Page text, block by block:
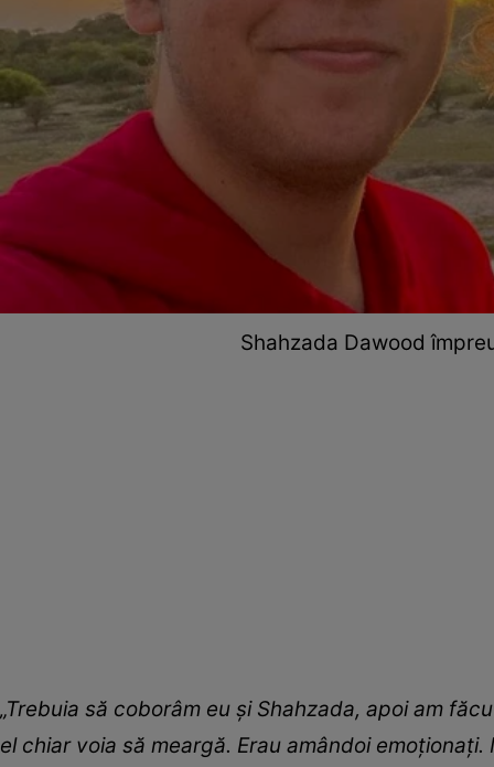
Shahzada Dawood
„Trebuia să coborâm eu și Shahzada, apoi am
el chiar voia să meargă. Erau amândoi